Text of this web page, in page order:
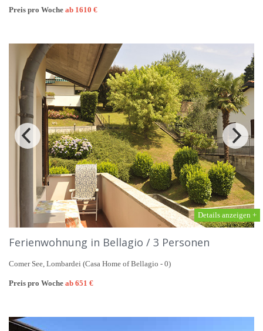
Preis pro Woche ab 1610 €
Details anzeigen +
Ferienwohnung in Bellagio / 3 Personen
Comer See, Lombardei (Casa Home of Bellagio - 0)
Preis pro Woche ab 651 €